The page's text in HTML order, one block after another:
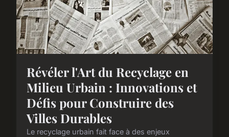
Révéler l'Art du Recyclage en
Milieu Urbain : Innovations et
Défis pour Construire des
Villes Durables
Le recyclage urbain fait face à des enjeux